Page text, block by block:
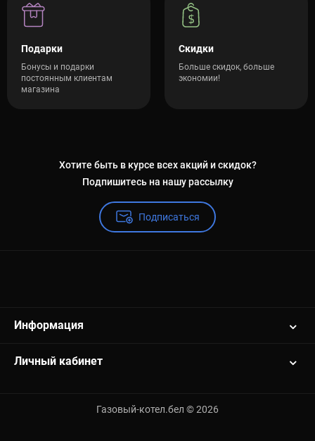
Подарки
Бонусы и подарки
постоянным клиентам
магазина
Скидки
Больше скидок, больше
экономии!
Хотите быть в курсе всех акций и скидок?
Подпишитесь на нашу рассылку
Подписаться
Информация
Личный кабинет
Газовый-котел.бел © 2026